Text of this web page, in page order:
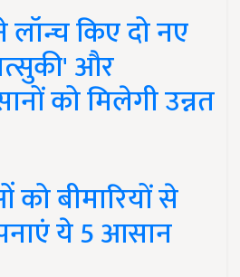
किए दो नए
और
को मिलेगी उन्नत
बीमारियों से
ये 5 आसान